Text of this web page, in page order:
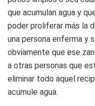
que acumulan agua y
poder proliferar más la
una persona enferma y
obviamente que ese
a otras personas que
eliminar todo aquel
acumule agua.